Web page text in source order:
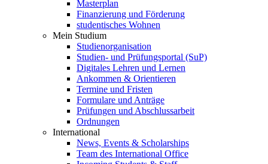
Masterplan
Finanzierung und Förderung
studentisches Wohnen
Mein Studium
Studienorganisation
Studien- und Prüfungsportal (SuP)
Digitales Lehren und Lernen
Ankommen & Orientieren
Termine und Fristen
Formulare und Anträge
Prüfungen und Abschlussarbeit
Ordnungen
International
News, Events & Scholarships
Team des International Office